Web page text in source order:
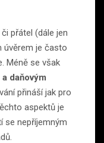
přátel (dále jen
úvěrem je často
Méně se však
daňovým
přináší jak pro
aspektů je
se nepříjemným